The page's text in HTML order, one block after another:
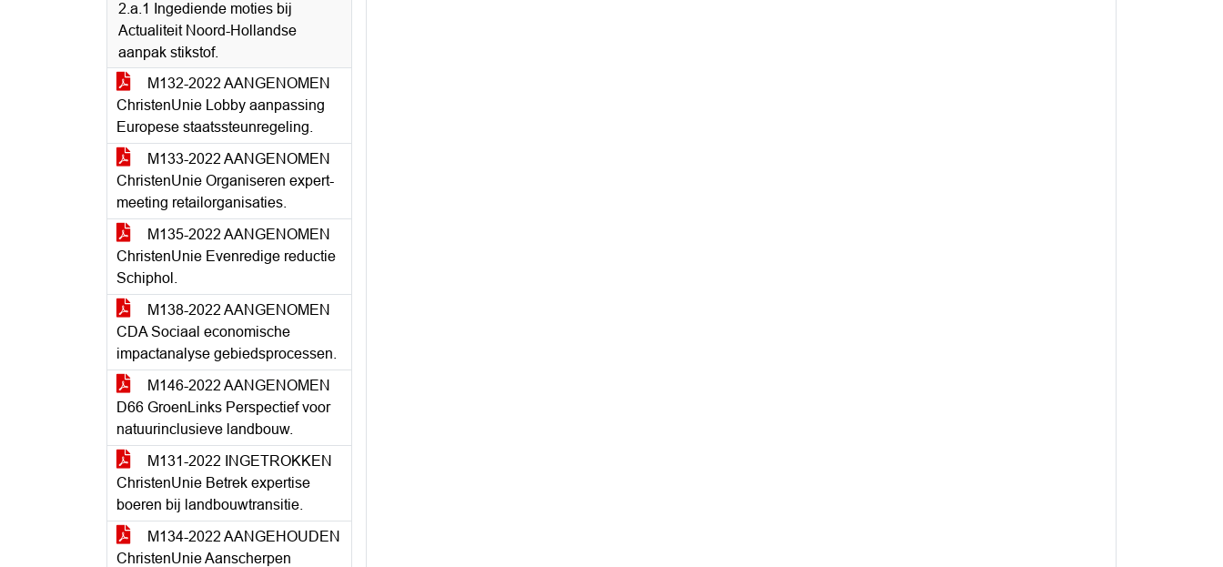
2.a.1 Ingediende moties bij
Actualiteit Noord-Hollandse
aanpak stikstof.
M132-2022 AANGENOMEN
ChristenUnie Lobby aanpassing
Europese staatssteunregeling.
M133-2022 AANGENOMEN
ChristenUnie Organiseren expert-
meeting retailorganisaties.
M135-2022 AANGENOMEN
ChristenUnie Evenredige reductie
Schiphol.
M138-2022 AANGENOMEN
CDA Sociaal economische
impactanalyse gebiedsprocessen.
M146-2022 AANGENOMEN
D66 GroenLinks Perspectief voor
natuurinclusieve landbouw.
M131-2022 INGETROKKEN
ChristenUnie Betrek expertise
boeren bij landbouwtransitie.
M134-2022 AANGEHOUDEN
ChristenUnie Aanscherpen